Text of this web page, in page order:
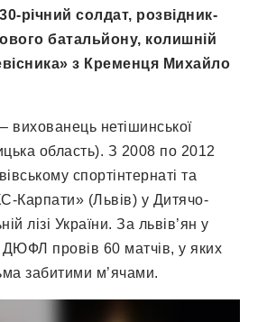
річний солдат, розвідник-
батальйону, колишній
з Кременця Михайло
вихованець нетішинської
область). З 2008 по 2012
спортінтернаті та
Карпати» (Львів) у Дитячо-
лізі України. За львів’ян у
ДЮФЛ провів 60 матчів, у яких
забитими м’ячами.